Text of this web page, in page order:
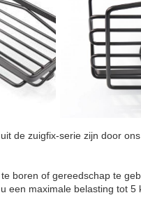
de zuigfix-serie zijn door
boren of gereedschap te
een maximale belasting tot 5